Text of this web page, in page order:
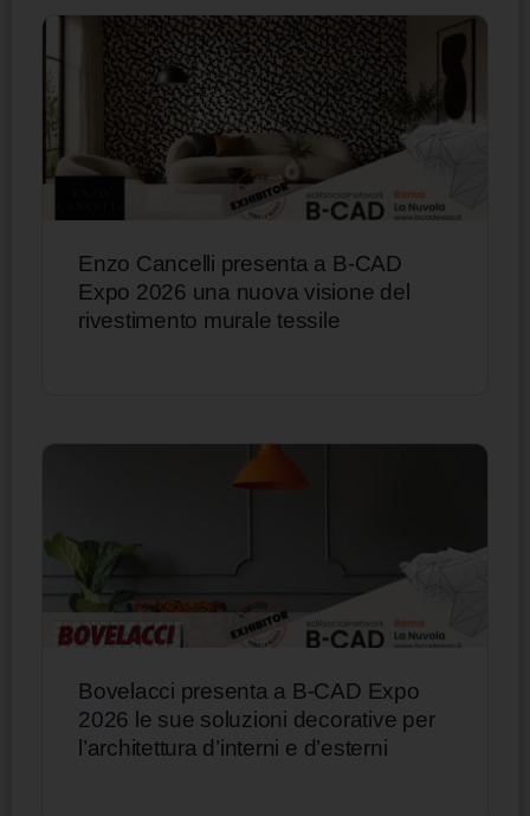
Enzo Cancelli presenta a B-CAD
Expo 2026 una nuova visione del
rivestimento murale tessile
Bovelacci presenta a B-CAD Expo
2026 le sue soluzioni decorative per
l’architettura d’interni e d’esterni